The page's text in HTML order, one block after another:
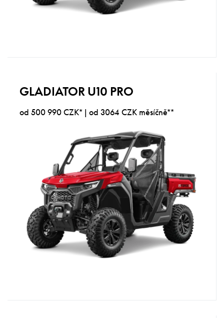
GLADIATOR U10 PRO
od 500 990 CZK* | od 3064 CZK měsíčně**